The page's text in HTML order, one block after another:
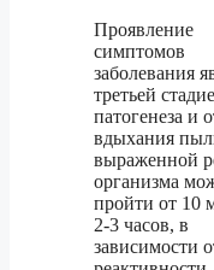
Проявление
симптомов
заболевания
третьей
патогенеза и
вдыхания
выраженной
организма
пройти от 10
2-3 часов, в
зависимости